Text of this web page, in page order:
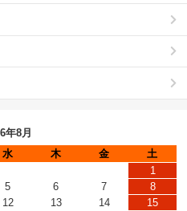
年8月
水 木 金
土
1
5 6 7
8
12 13 14
15